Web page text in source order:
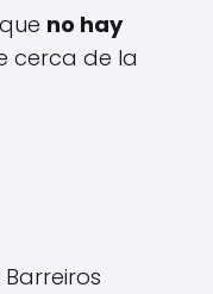
no hay
cerca de la